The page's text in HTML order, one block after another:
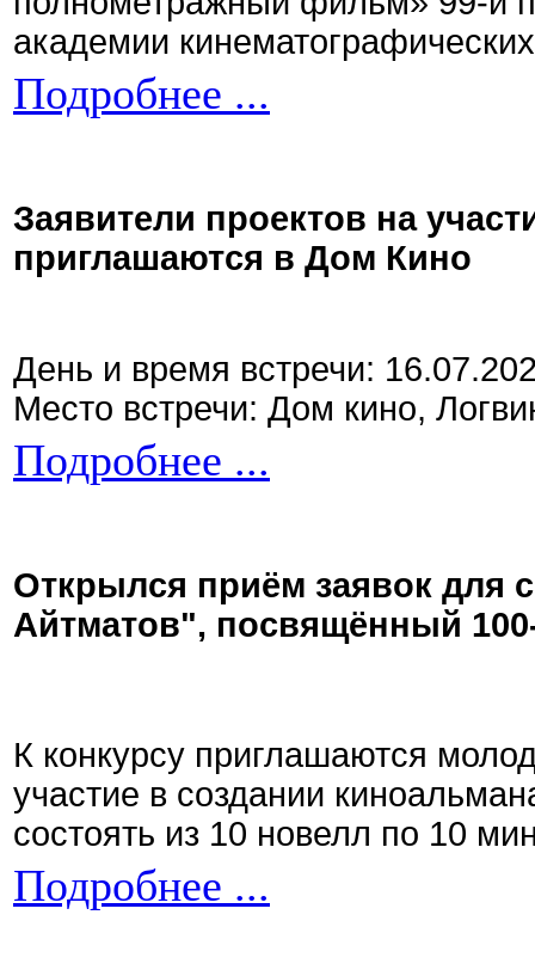
академии
Подробнее ...
Заявители проектов на
приглашаются в Дом Кино
День и время встречи:
Место встречи: Дом кино,
Подробнее ...
Открылся приём заявок для
Айтматов", посвящённый
К конкурсу приглашаются
участие в создании
состоять из 10 новелл по 10
Подробнее ...